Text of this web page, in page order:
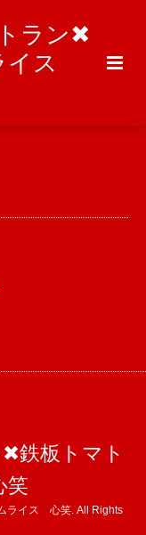
ラン✖︎
イス
鉄板トマト
笑
ライス 心笑. All Rights